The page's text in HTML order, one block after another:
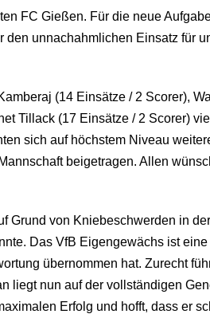
FC Gießen. Für die neue
unnachahmlichen Einsatz für
(14 Einsätze / 2 Scorer),
Tillack (17 Einsätze / 2 Scorer)
sich auf höchstem Niveau
beigetragen. Allen
Grund von Kniebeschwerden in
Das VfB Eigengewächs ist
übernommen hat. Zurecht
liegt nun auf der vollständigen
Erfolg und hofft, dass er